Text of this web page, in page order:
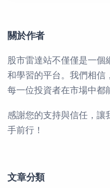
關於作者
股市雷達站不僅僅是一
和學習的平台。我們相信
每一位投資者在市場中都
感謝您的支持與信任，
手前行！
文章分類